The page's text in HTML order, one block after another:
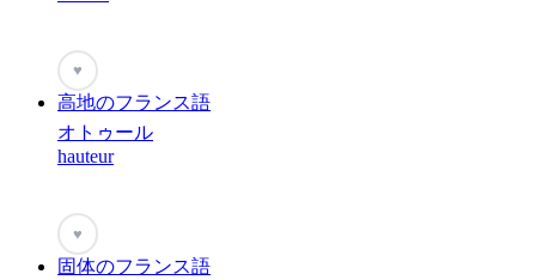
♥
高地のフランス語
オトゥール
hauteur
♥
固体のフランス語